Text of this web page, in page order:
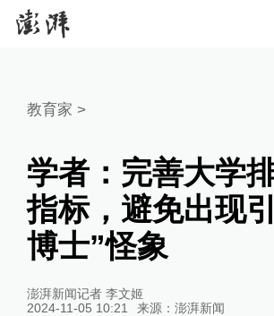
教育家 >
学者：完善大学
指标，避免出现
博士”怪象
澎湃新闻记者 李文姬
2024-11-05 10:21
来源： 澎湃新闻